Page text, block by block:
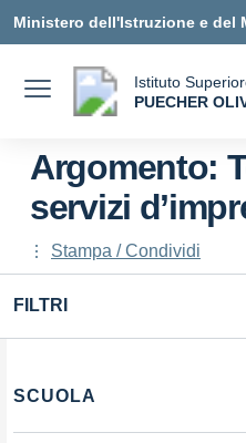
Ministero dell'Istruzione e del
Istituto
PUECHER
Argomento:
servizi
Stampa / Condividi
FILTRI
Filtri
SCUOLA